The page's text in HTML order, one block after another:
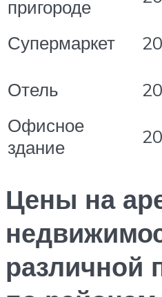
пригороде
Супермаркет
Отель
Офисное
здание
Цены на
различной